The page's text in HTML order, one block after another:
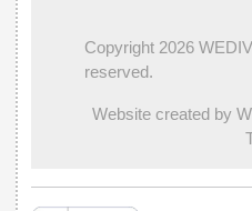
Copyright 2026
reserved.
Website created by